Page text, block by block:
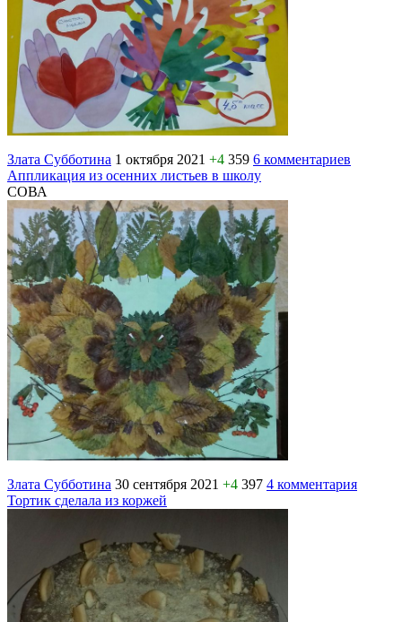
Злата Субботина 1 октября 2021 +4 359 6 комментариев
Аппликация из осенних листьев в школу
СОВА
Злата Субботина 30 сентября 2021 +4 397 4 комментария
Тортик сделала из коржей